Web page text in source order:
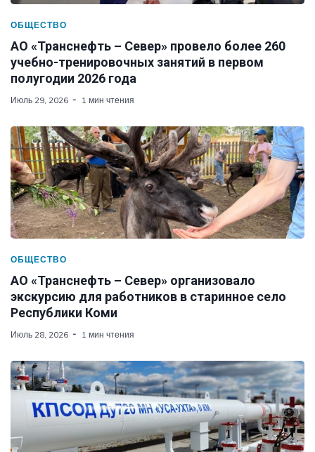
ОБЩЕСТВО
АО «Транснефть – Север» провело более 260
учебно-тренировочных занятий в первом
полугодии 2026 года
Июль 29, 2026 1 мин чтения
ОБЩЕСТВО
АО «Транснефть – Север» организовало
экскурсию для работников в старинное село
Республики Коми
Июль 28, 2026 1 мин чтения